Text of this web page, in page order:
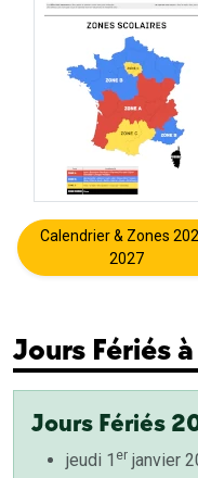
Calendrier & Zones
2027
Jours Fériés
Jours Fériés
jeudi 1 er janvier